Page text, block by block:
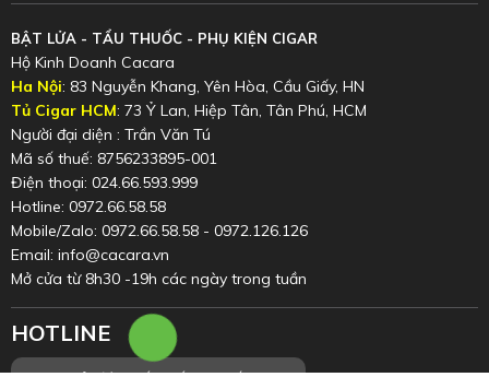
BẬT LỬA - TẨU THUỐC - PHỤ KIỆN CIGAR
Hộ Kinh Doanh Cacara
Ha Nội: 83 Nguyễn Khang, Yên Hòa, Cầu Giấy, HN
Tủ Cigar HCM: 73 Ỷ Lan, Hiệp Tân, Tân Phú, HCM
Người đại diện : Trần Văn Tú
Mã số thuế: 8756233895-001
Điện thoại: 024.66.593.999
Hotline: 0972.66.58.58
Mobile/Zalo: 0972.66.58.58 - 0972.126.126
Email: info@cacara.vn
Mở cửa từ 8h30 -19h các ngày trong tuần
HOTLINE
Inbox Chat 0972.66.58.58